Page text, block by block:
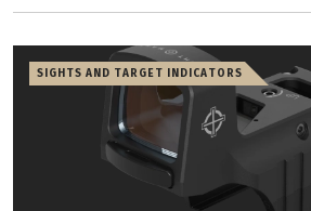
SIGHTS AND TARGET INDICATORS